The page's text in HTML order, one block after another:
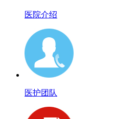
医院介绍
医护团队